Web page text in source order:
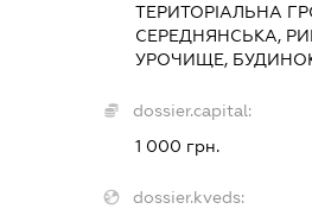
ТЕРИТОРІАЛЬНА
СЕРЕДНЯНСЬКА,
УРОЧИЩЕ,
dossier.capital:
1 000 грн.
dossier.kveds: